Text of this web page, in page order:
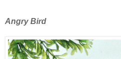
Angry Bird